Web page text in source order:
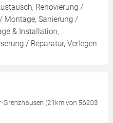
Renovierung /
Montage, Sanierung /
& Installation,
/ Reparatur, Verlegen
(21km von 56203